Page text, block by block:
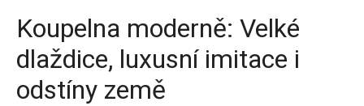
Koupelna moderně: Velké
dlaždice, luxusní imitace i
odstíny země